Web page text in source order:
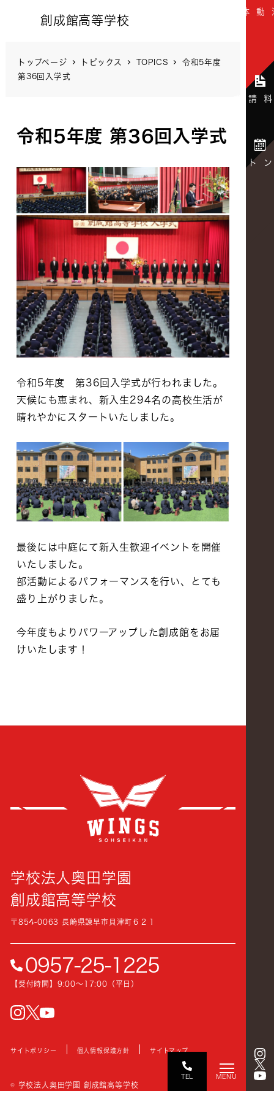
創成館高等学校
MENU
TEL
トップページ トピックス TOPICS
令和5年度
第36回入学式
令和5年度 第36回入学式
令和5年度 第36回入学式が行われました。
天候にも恵まれ、新入生294名の高校生活が
晴れやかにスタートいたしました。
最後には中庭にて新入生歓迎イベントを開催
いたしました。
部活動によるパフォーマンスを行い、とても
盛り上がりました。
今年度もよりパワーアップした創成館をお届
けいたします！
学校法人奥田学園
創成館高等学校
〒854-0063 長崎県諫早市貝津町６２１
0957-25-1225
【受付時間】9:00〜17:00（平日）
instagram
サイトポリシー 個人情報保護方針 サイトマップ
© 学校法人奥田学園 創成館高等学校